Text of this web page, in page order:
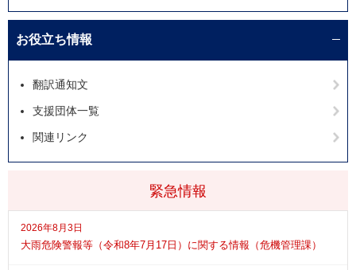
緊急情報
2026年8月3日
大雨危険警報等（令和8年7月17日）に関する情報（危機管理課）
お役立ち情報
翻訳通知文
支援団体一覧
関連リンク